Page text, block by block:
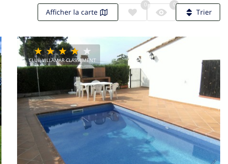
Afficher la carte
0 0
Trier
CLUB VILLAMAR CLASSEMENT